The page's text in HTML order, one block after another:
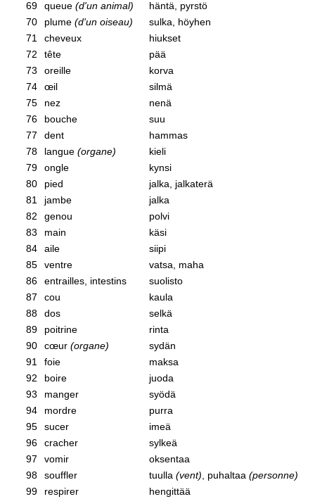
69 queue (d'un animal)
häntä, pyrstö
70
plume (d'un oiseau)
sulka, höyhen
71
cheveux
hiukset
72
tête
pää
73
oreille
korva
74
œil
silmä
75
nez
nenä
76
bouche
suu
77
dent
hammas
78
langue (organe)
kieli
79
ongle
kynsi
80
pied
jalka, jalkaterä
81
jambe
jalka
82
genou
polvi
83
main
käsi
84
aile
siipi
85
ventre
vatsa, maha
86
entrailles, intestins
suolisto
87
cou
kaula
88
dos
selkä
89
poitrine
rinta
90
cœur (organe)
sydän
91
foie
maksa
92
boire
juoda
93
manger
syödä
94
mordre
purra
95
sucer
imeä
96
cracher
sylkeä
97
vomir
oksentaa
98
souffler tuulla (vent) , puhaltaa (personne)
99
respirer
hengittää